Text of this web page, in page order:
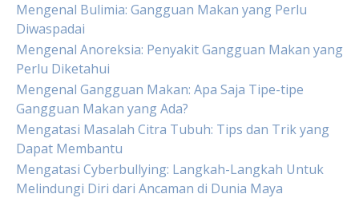
Mengenal Bulimia: Gangguan Makan yang Perlu
Diwaspadai
Mengenal Anoreksia: Penyakit Gangguan Makan yang
Perlu Diketahui
Mengenal Gangguan Makan: Apa Saja Tipe-tipe
Gangguan Makan yang Ada?
Mengatasi Masalah Citra Tubuh: Tips dan Trik yang
Dapat Membantu
Mengatasi Cyberbullying: Langkah-Langkah Untuk
Melindungi Diri dari Ancaman di Dunia Maya